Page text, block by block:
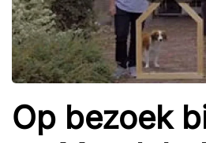
Op bezoek